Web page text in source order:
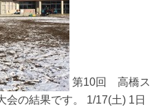
第10回 高橋ス
の結果です。 1/17(土) 1日